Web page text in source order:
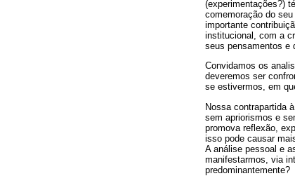
(experimentações?)
comemoração do
importante
institucional, com a
seus pensamentos e
Convidamos os
deveremos ser
se estivermos, em
Nossa contrapartida
sem apriorismos e
promova reflexão,
isso pode causar
A análise pessoal e
manifestarmos, via
predominantemente?